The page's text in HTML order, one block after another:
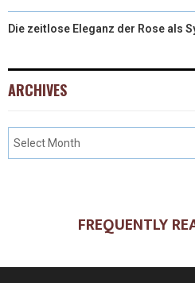
Die zeitlose Eleganz der Rose als
ARCHIVES
FREQUENTLY